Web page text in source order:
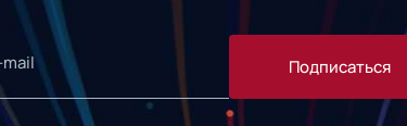
Подписаться